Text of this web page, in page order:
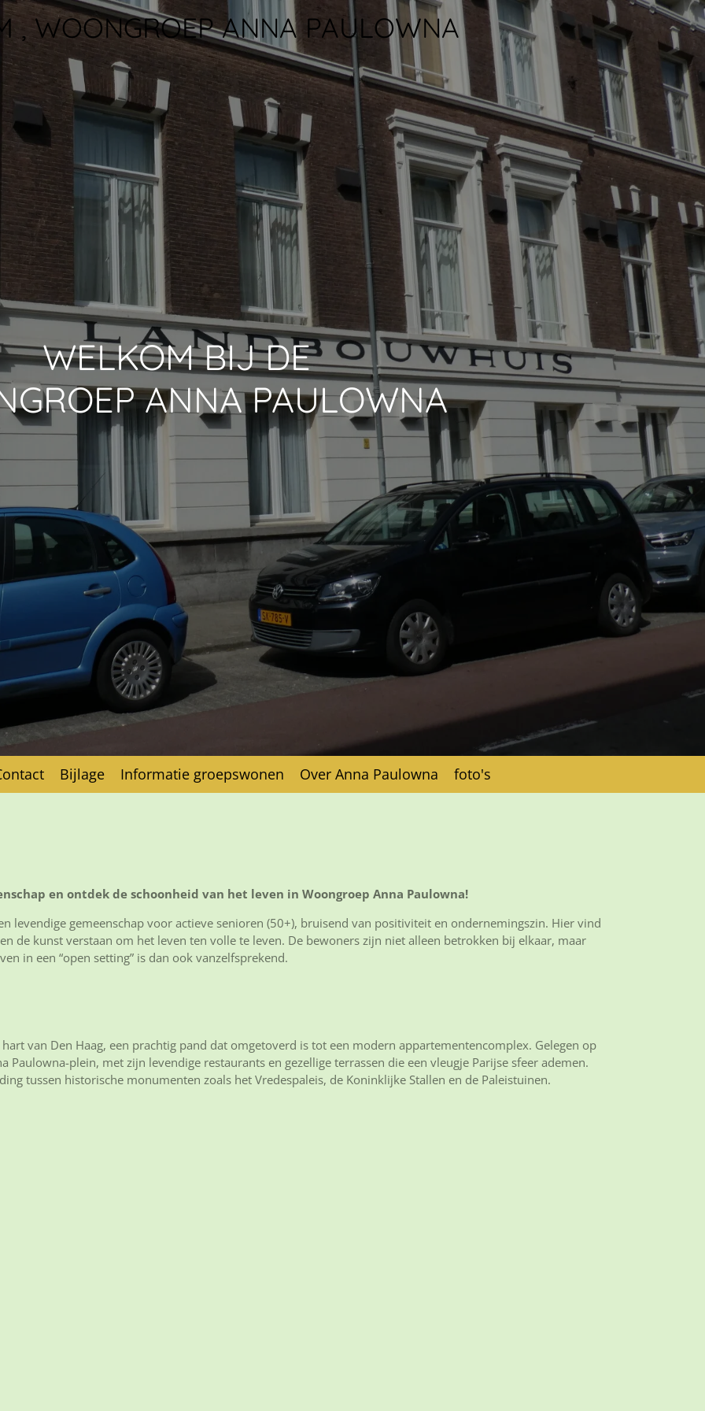
, WOONGROEP ANNA PAULOWNA
WELKOM BIJ DE
ANNA PAULOWNA
Bijlage Informatie groepswonen Over Anna Paulowna foto's
en ontdek de schoonheid van het leven in Woongroep Anna Paulowna!
levendige gemeenschap voor actieve senioren (50+), bruisend van positiviteit en ondernemingszin. Hier vind
de kunst verstaan om het leven ten volle te leven. De bewoners zijn niet alleen betrokken bij elkaar, maar
in een “open setting” is dan ook vanzelfsprekend.
van Den Haag, een prachtig pand dat omgetoverd is tot een modern appartementencomplex. Gelegen op
Paulowna-plein, met zijn levendige restaurants en gezellige terrassen die een vleugje Parijse sfeer ademen.
tussen historische monumenten zoals het Vredespaleis, de Koninklijke Stallen en de Paleistuinen.